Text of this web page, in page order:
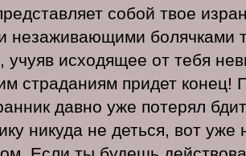
собой твое
незаживающими болячками
учуяв исходящее от тебя
страданиям придет конец!
давно уже потерял
никуда не деться, вот уже